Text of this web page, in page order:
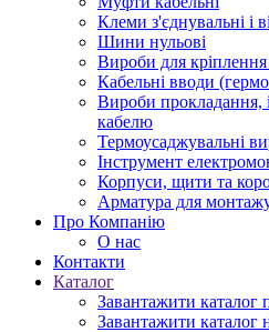
Клеми з'єднувальні і
Шини нульові
Вироби для
Кабельні вводи
Вироби прокладання,
кабелю
Термоусаджувальні
Інструмент
Корпуси, щити та
Арматура для
Про Компанію
О нас
Контакти
Каталог
Завантажити каталог
Завантажити каталог